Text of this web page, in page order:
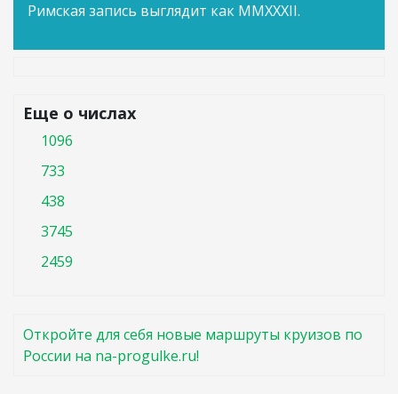
Римская запись выглядит как MMXXXII.
Еще о числах
1096
733
438
3745
2459
Откройте для себя новые маршруты круизов по
России на na-progulke.ru!